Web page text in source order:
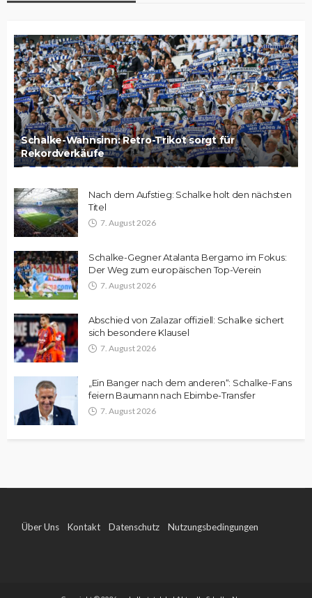
Schalke-Wahnsinn: Retro-Trikot sorgt für
Rekordverkäufe
Nach dem Aufstieg: Schalke holt den nächsten
Titel
7. August 2026
Schalke-Gegner Atalanta Bergamo im Fokus:
Der Weg zum europäischen Top-Verein
7. August 2026
Abschied von Zalazar offiziell: Schalke sichert
sich besondere Klausel
7. August 2026
„Ein Banger nach dem anderen“: Schalke-Fans
feiern Baumann nach Ebimbe-Transfer
7. August 2026
Über Uns Kontakt Datenschutz Nutzungsbedingungen